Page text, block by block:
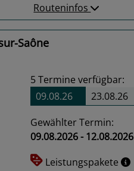
Routeninfos
Saône
5Termine verfügbar:
09.08.26
23.08.26
Gewählter Termin:
09.08.2026 - 12.08.2026
Leistungspakete